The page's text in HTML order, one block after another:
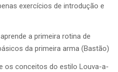
exercícios de introdução e
a primeira rotina de
da primeira arma (Bastão)
os conceitos do estilo Louva-a-